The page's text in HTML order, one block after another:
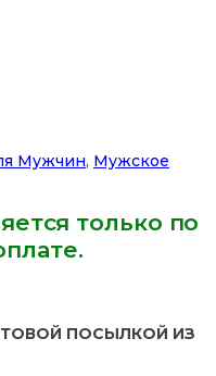
Мужчин, Мужское
только по
ПОСЫЛКОЙ ИЗ